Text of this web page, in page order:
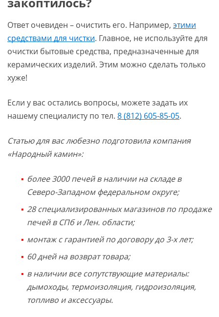
Ответ очевиден – очистить его. Например, этими
средствами для чистки. Главное, не используйте для
очистки бытовые средства, предназначенные для
керамических изделий. Этим можно сделать только
хуже!
Если у вас остались вопросы, можете задать их
нашему специалисту по тел. 8 (812) 605-85-05.
Статью для вас любезно подготовила компания
«Народный камин»:
более 3000 печей в наличии на складе в
Северо-Западном федеральном округе;
28 специализированных магазинов по продаже
печей в СПб и Лен. области;
монтаж с гарантией по договору до 3-х лет;
60 дней на возврат товара;
в наличии все сопутствующие материалы:
дымоходы, термоизоляция, гидроизоляция,
топливо и аксессуары.